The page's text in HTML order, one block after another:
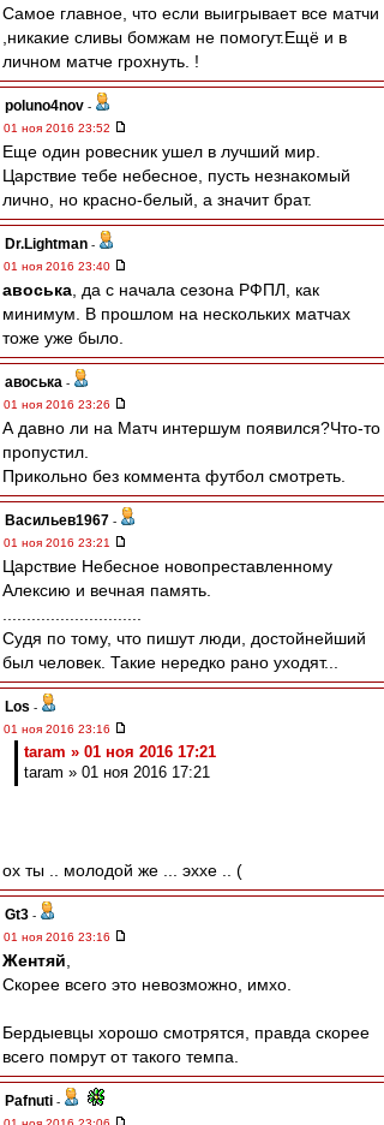
Самое главное, что если выигрывает все матчи
,никакие сливы бомжам не помогут.Ещё и в
личном матче грохнуть. !
poluno4nov -
01 ноя 2016 23:52
Еще один ровесник ушел в лучший мир.
Царствие тебе небесное, пусть незнакомый
лично, но красно-белый, а значит брат.
Dr.Lightman -
01 ноя 2016 23:40
авоська , да с начала сезона РФПЛ, как
минимум. В прошлом на нескольких матчах
тоже уже было.
авоська -
01 ноя 2016 23:26
А давно ли на Матч интершум появился?Что-то
пропустил.
Прикольно без коммента футбол смотреть.
Васильев1967 -
01 ноя 2016 23:21
Царствие Небесное новопреставленному
Алексию и вечная память.
Судя по тому, что пишут люди, достойнейший
был человек. Такие нередко рано уходят...
Los -
01 ноя 2016 23:16
taram » 01 ноя 2016 17:21
taram » 01 ноя 2016 17:21
ох ты .. молодой же ... эххе .. (
Gt3 -
01 ноя 2016 23:16
Жентяй
Скорее всего это невозможно, имхо.
Бердыевцы хорошо смотрятся, правда скорее
всего помрут от такого темпа.
Pafnuti -